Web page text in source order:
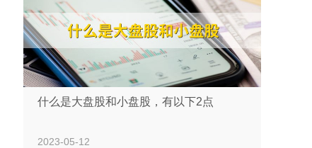
什么是大盘股和小盘股，有以下2点
2023-05-12